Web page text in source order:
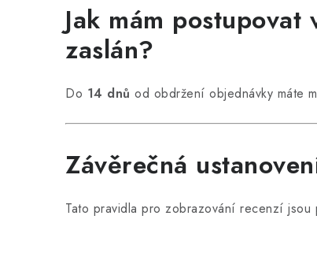
Jak mám
zaslán?
Do 14 dnů od obdržení objednávky máte
Závěrečná
Tato pravidla pro zobrazování recenzí jsou